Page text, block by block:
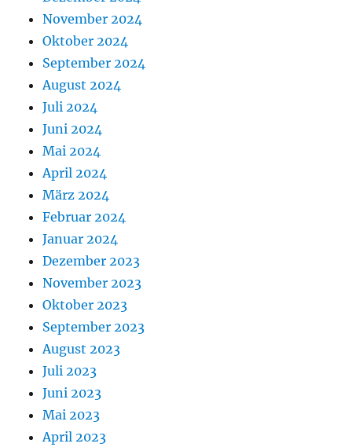
November 2024
Oktober 2024
September 2024
August 2024
Juli 2024
Juni 2024
Mai 2024
April 2024
März 2024
Februar 2024
Januar 2024
Dezember 2023
November 2023
Oktober 2023
September 2023
August 2023
Juli 2023
Juni 2023
Mai 2023
April 2023